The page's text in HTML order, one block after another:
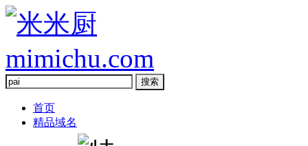
首页
精品域名